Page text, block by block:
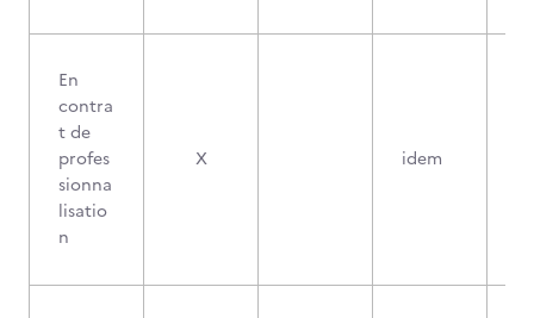
En
contra
t de
profes
sionna
lisatio
n
X idem